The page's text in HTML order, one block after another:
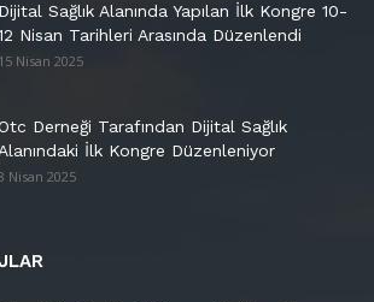
Dijital Sağlık Alanında Yapılan İlk Kongre 10-
Nisan Tarihleri Arasında Düzenlendi
15 Nisan 2025
Derneği Tarafından Dijital Sağlık
İlk Kongre Düzenleniyor
Nisan 2025